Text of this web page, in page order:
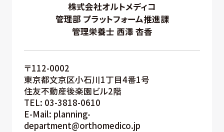
株式会社オルトメディコ
管理部 プラットフォーム推進課
管理栄養士 西澤 杏香
〒112-0002
東京都文京区小石川1丁目4番1号
住友不動産後楽園ビル2階
TEL: 03-3818-0610
E-Mail: planning-
department@orthomedico.jp